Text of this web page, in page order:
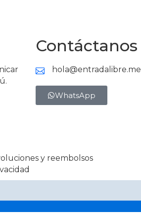
Contáctanos
hola@entradalibre.me
WhatsApp
y reembolsos